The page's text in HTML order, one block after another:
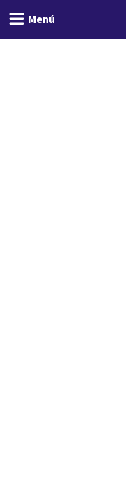
Menú